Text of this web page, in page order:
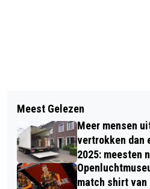
HUISDIER VAN DE
WAGENINGSE
Meest Gelezen
Meer mensen
vertrokken dan
2025: meesten
match shirt